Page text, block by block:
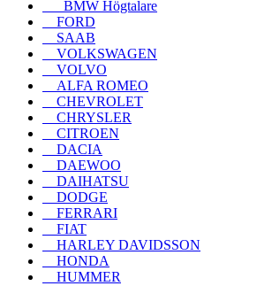
BMW Högtalare
FORD
SAAB
VOLKSWAGEN
VOLVO
ALFA ROMEO
CHEVROLET
CHRYSLER
CITROEN
DACIA
DAEWOO
DAIHATSU
DODGE
FERRARI
FIAT
HARLEY DAVIDSSON
HONDA
HUMMER